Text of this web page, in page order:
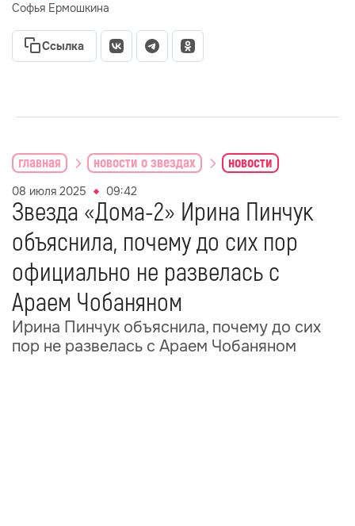
Софья Ермошкина
Ссылка
главная новости о звездах новости
08 июля 2025 09:42
Звезда «Дома-2» Ирина Пинчук
объяснила, почему до сих пор
официально не развелась с
Араем Чобаняном
Ирина Пинчук объяснила, почему до сих
пор не развелась с Араем Чобаняном